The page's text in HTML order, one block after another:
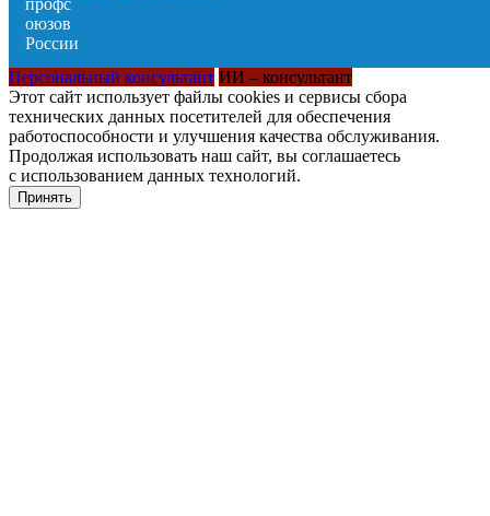
Персональный консультант ИИ – консультант
Этот сайт использует файлы cookies и сервисы сбора
технических данных посетителей для обеспечения
работоспособности и улучшения качества обслуживания.
Продолжая использовать наш сайт, вы соглашаетесь
с использованием данных технологий.
Принять